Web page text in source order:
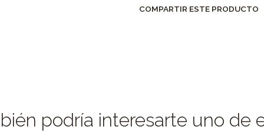
COMPARTIR ESTE PRODUCTO
podría interesarte uno de